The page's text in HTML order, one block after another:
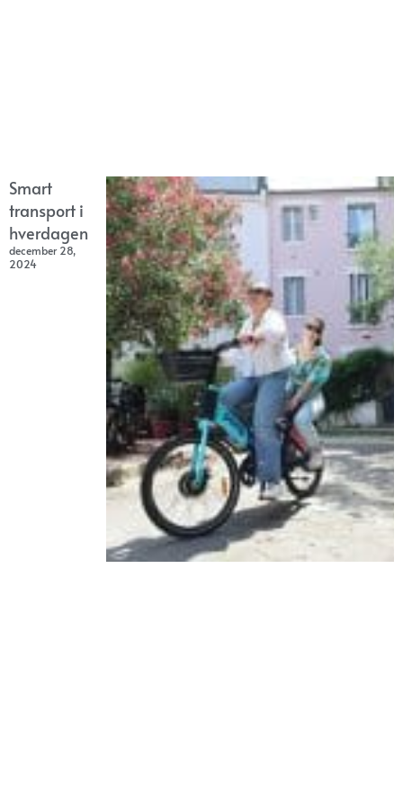
Smart
transport i
hverdagen
december 28,
2024